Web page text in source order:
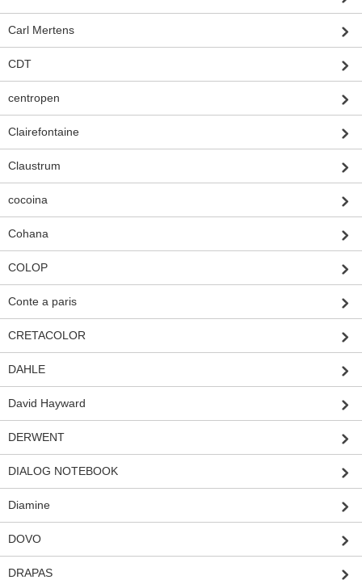
Carl Mertens
CDT
centropen
Clairefontaine
Claustrum
cocoina
Cohana
COLOP
Conte a paris
CRETACOLOR
DAHLE
David Hayward
DERWENT
DIALOG NOTEBOOK
Diamine
DOVO
DRAPAS